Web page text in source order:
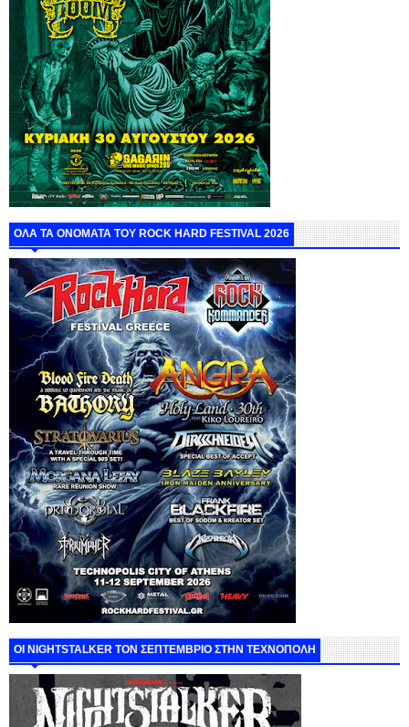
ΟΛΑ ΤΑ ΟΝΟΜΑΤΑ ΤΟΥ ROCK HARD FESTIVAL 2026
ΟΙ NIGHTSTALKER ΤΟΝ ΣΕΠΤΕΜΒΡΙΟ ΣΤΗΝ ΤΕΧΝΟΠΟΛΗ